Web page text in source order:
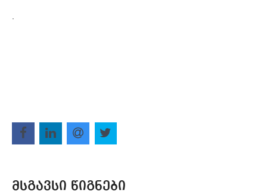
.
ᲛᲡᲒᲐᲕᲡᲘ ᲬᲘᲒᲜᲔᲑᲘ